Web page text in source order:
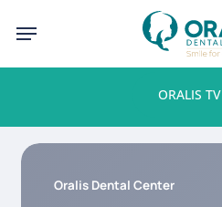
to
main
Menu
ORALIS TV
Oralis Dental Center